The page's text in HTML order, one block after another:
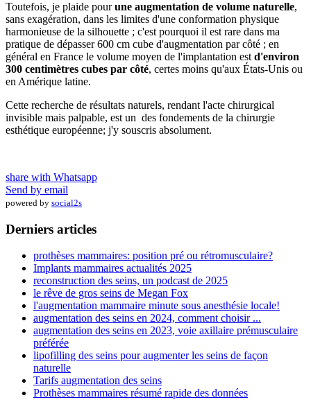
Toutefois, je plaide pourune augmentation de volume naturelle,
sans exagération, dans les limites d'une conformation physique
harmonieuse de la silhouette ; c'est pourquoi il est rare dans ma
pratique de dépasser 600 cm cube d'augmentation par côté ; en
général en France le volume moyen de l'implantation est d'environ
300 centimètres cubes par côté, certes moins qu'aux États-Unis ou
en Amérique latine.
Cette recherche de résultats naturels, rendant l'acte chirurgical
invisible mais palpable, est un des fondements de la chirurgie
esthétique européenne; j'y souscris absolument.
share with Whatsapp
Send by email
powered by social2s
Derniers articles
prothèses mammaires: position pré ou rétromusculaire?
Implants mammaires actualités 2025
reconstruction des seins, un podcast de 2025
le rêve de gros seins de Megan Fox
l'augmentation mammaire minute sous anesthésie locale!
augmentation des seins en 2024, comment choisir ...
augmentation des seins en 2023, voie axillaire prémusculaire
préférée
lipofilling des seins pour augmenter les seins de façon
naturelle
Tarifs augmentation des seins
Prothèses mammaires résumé rapide des données